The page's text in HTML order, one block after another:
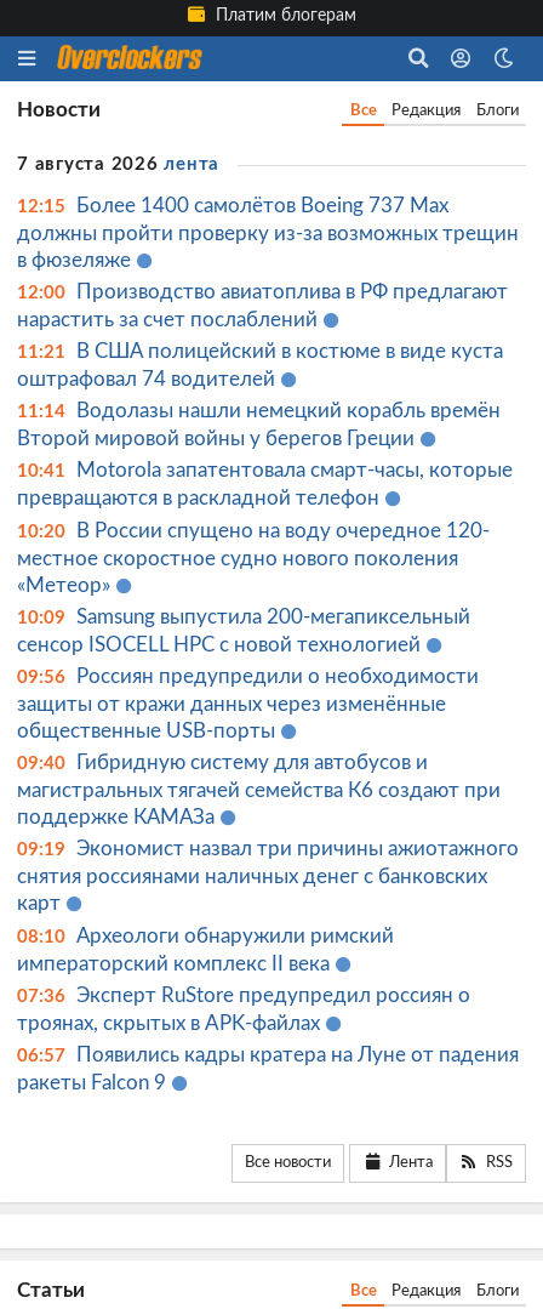
Платим блогерам
Все Редакция Блоги
Новости
7 августа 2026лента
12:15
Более 1400 самолётов Boeing 737 Max
должны пройти проверку из-за возможных трещин
в фюзеляже
12:00
Производство авиатоплива в РФ предлагают
нарастить за счет послаблений
11:21
В США полицейский в костюме в виде куста
оштрафовал 74 водителей
11:14
Водолазы нашли немецкий корабль времён
Второй мировой войны у берегов Греции
10:41
Motorola запатентовала смарт-часы, которые
превращаются в раскладной телефон
10:20
В России спущено на воду очередное 120-
местное скоростное судно нового поколения
«Метеор»
10:09
Samsung выпустила 200-мегапиксельный
сенсор ISOCELL HPC с новой технологией
09:56
Россиян предупредили о необходимости
защиты от кражи данных через изменённые
общественные USB-порты
09:40
Гибридную систему для автобусов и
магистральных тягачей семейства К6 создают при
поддержке КАМАЗа
09:19
Экономист назвал три причины ажиотажного
снятия россиянами наличных денег с банковских
карт
08:10 Археологи обнаружили римский
императорский комплекс II века
07:36 Эксперт RuStore предупредил россиян о
троянах, скрытых в APK-файлах
06:57
Появились кадры кратера на Луне от падения
ракеты Falcon 9
Все новости Лента RSS
Все Редакция Блоги
Статьи